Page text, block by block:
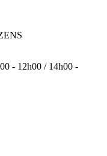
- 12h00 / 14h00 -